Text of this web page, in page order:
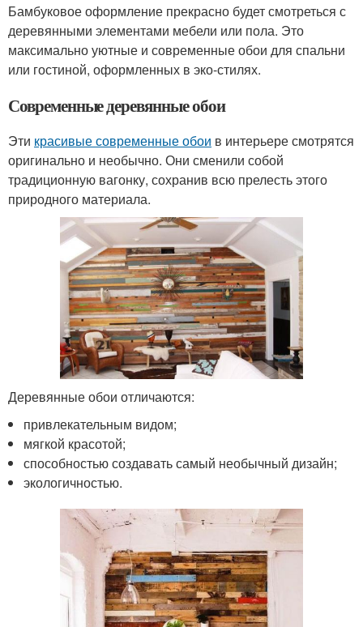
Бамбуковое оформление прекрасно будет смотреться с
деревянными элементами мебели или пола. Это
максимально уютные и современные обои для спальни
или гостиной, оформленных в эко-стилях.
Современные деревянные обои
Эти красивые современные обои в интерьере смотрятся
оригинально и необычно. Они сменили собой
традиционную вагонку, сохранив всю прелесть этого
природного материала.
Деревянные обои отличаются:
привлекательным видом;
мягкой красотой;
способностью создавать самый необычный дизайн;
экологичностью.